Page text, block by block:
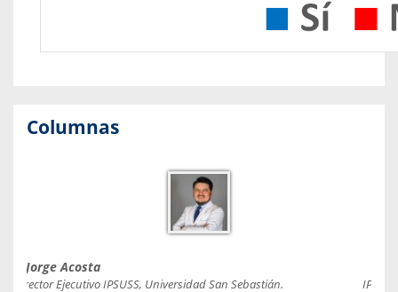
Columnas
Jorge Acosta
Director Ejecutivo IPSUSS, Universidad San Sebastián.